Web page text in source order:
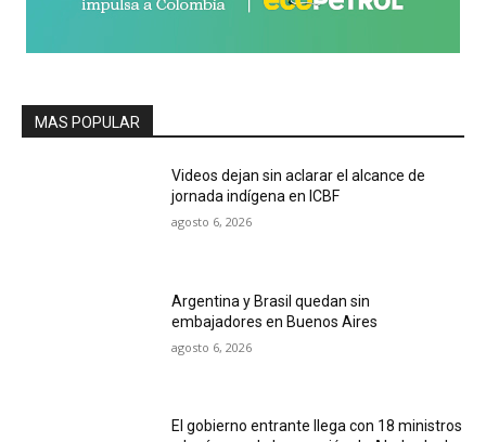
MAS POPULAR
Videos dejan sin aclarar el alcance de
jornada indígena en ICBF
agosto 6, 2026
Argentina y Brasil quedan sin
embajadores en Buenos Aires
agosto 6, 2026
El gobierno entrante llega con 18 ministros